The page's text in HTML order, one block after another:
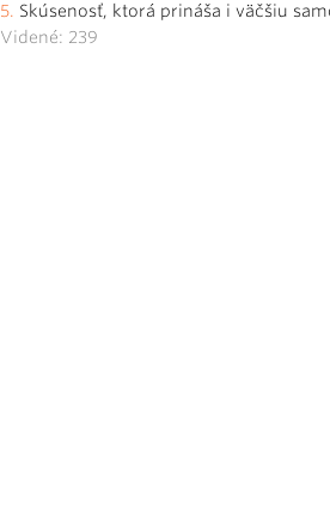
Skúsenosť, ktorá prináša i väčšiu
Videné: 239